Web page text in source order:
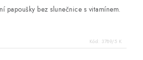
papoušky bez slunečnice s vitamínem.
Kód: 3789/5 K